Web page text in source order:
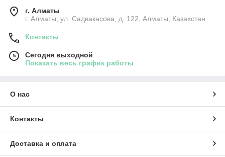
г. Алматы
г. Алматы, ул. Садвакасова, д. 122, Алматы, Казахстан
Контакты
Сегодня выходной
Показать весь график работы
О нас
Контакты
Доставка и оплата